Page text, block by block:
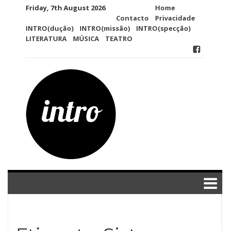
Friday, 7th August 2026
Contacto
Home
Privacidade
INTRO(dução)
INTRO(missão)
INTRO(specção)
LITERATURA
MÚSICA TEATRO